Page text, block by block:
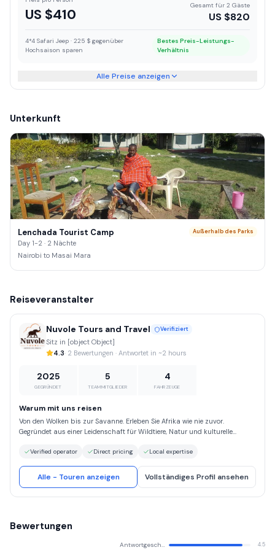
US $410
Gesamt für 2 Gäste
US $820
4*4 Safari Jeep · 225 $ gegenüber
Hochsaison sparen
Bestes Preis-Leistungs-
Verhältnis
Alle Preise anzeigen
Unterkunft
Lenchada Tourist Camp
Day 1-2 · 2 Nächte
Nairobi to Masai Mara
Außerhalb des Parks
Reiseveranstalter
Nuvole Tours and Travel Verifiziert
Sitz in [object Object]
4.3· 2 Bewertungen · Antwortet in ~2 hours
2025
GEGRÜNDET
5
TEAMMITGLIEDER
4
FAHRZEUGE
Warum mit uns reisen
Von den Wolken bis zur Savanne. Erleben Sie Afrika wie nie zuvor.
Gegründet aus einer Leidenschaft für Wildtiere, Natur und kulturelle
Reiseveranstalter. Wir sind Ihr Tor zu authentischen afrikanischen
spiegelt unsere Vision wider, grenzenlose, atemberaubende Safari-
Erlebnisse anzubieten, die über das Gewöhnliche hinausgehen. Bei Nuvole
bieten fachkundig zusammengestellte Safaris, die Sie in das Herz der
von der Tourismusaufsichtsbehörde bei den Tourism Excellence Awards
Verified operator Direct pricing Local expertise
Alle - Touren anzeigen Vollständiges Profil ansehen
Bewertungen
Antwortgeschwindigkeit 4.5